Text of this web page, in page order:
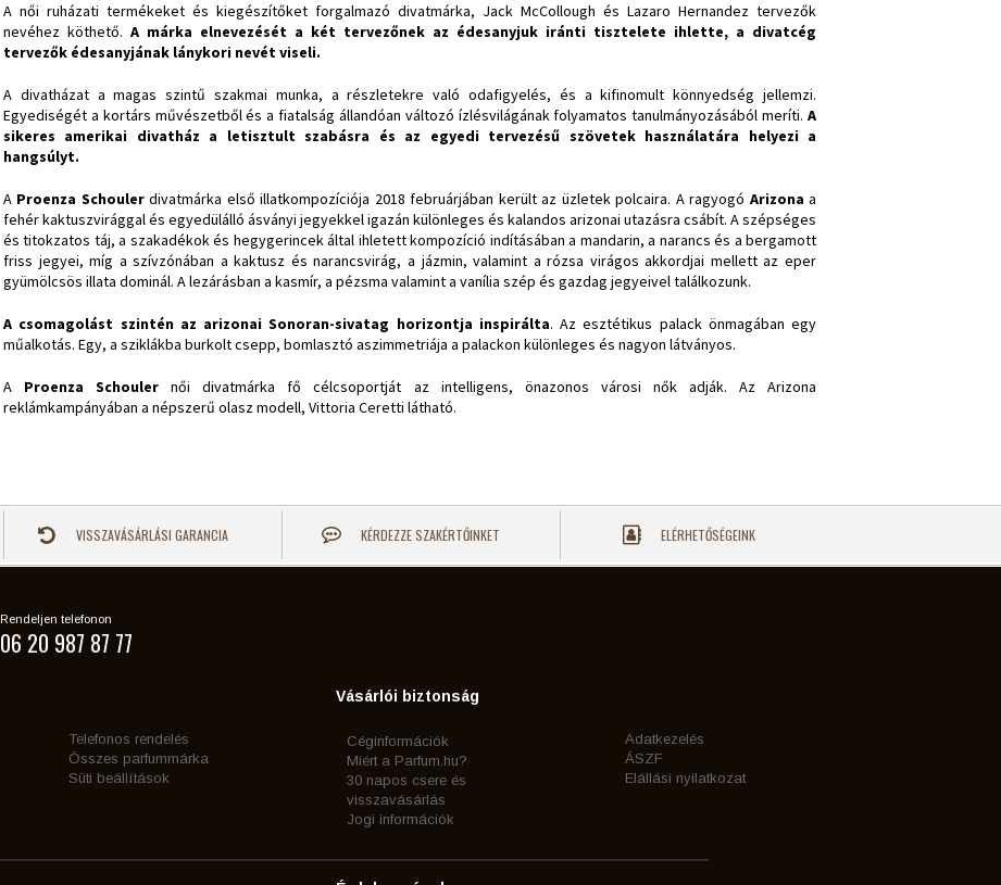
A női ruházati termékeket és kiegészítőket forgalmazó divatmárka, Jack McCollough és Lazaro Hernandez tervezők
nevéhez köthető. A márka elnevezését a két tervezőnek az édesanyjuk iránti tisztelete ihlette, a divatcég
tervezők édesanyjának lánykori nevét viseli.
A divatházat a magas szintű szakmai munka, a részletekre való odafigyelés, és a kifinomult könnyedség jellemzi.
Egyediségét a kortárs művészetből és a fiatalság állandóan változó ízlésvilágának folyamatos tanulmányozásából meríti. A
sikeres amerikai divatház a letisztult szabásra és az egyedi tervezésű szövetek használatára helyezi a
hangsúlyt.
A Proenza Schoulerdivatmárka első illatkompozíciója 2018 februárjában került az üzletek polcaira. A ragyogó Arizona a
fehér kaktuszvirággal és egyedülálló ásványi jegyekkel igazán különleges és kalandos arizonai utazásra csábít. A szépséges
és titokzatos táj, a szakadékok és hegygerincek által ihletett kompozíció indításában a mandarin, a narancs és a bergamott
friss jegyei, míg a szívzónában a kaktusz és narancsvirág, a jázmin, valamint a rózsa virágos akkordjai mellett az eper
gyümölcsös illata dominál. A lezárásban a kasmír, a pézsma valamint a vanília szép és gazdag jegyeivel találkozunk.
A csomagolást szintén az arizonai Sonoran-sivatag horizontja inspirálta. Az esztétikus palack önmagában egy
műalkotás. Egy, a sziklákba burkolt csepp, bomlasztó aszimmetriája a palackon különleges és nagyon látványos.
A Proenza Schouler női divatmárka fő célcsoportját az intelligens, önazonos városi nők adják. Az Arizona
reklámkampányában a népszerű olasz modell, Vittoria Ceretti látható.
VISSZAVÁSÁRLÁSI GARANCIA KÉRDEZZE SZAKÉRTŐINKET ELÉRHETŐSÉGEINK
Rendeljen telefonon
06 20 987 87 77
Telefonos rendelés
Összes parfummárka
Süti beállítások
Vásárlói biztonság
Céginformációk
Miért a Parfum.hu?
30 napos csere és
visszavásárlás
Jogi információk
Adatkezelés
ÁSZF
Elállási nyilatkozat